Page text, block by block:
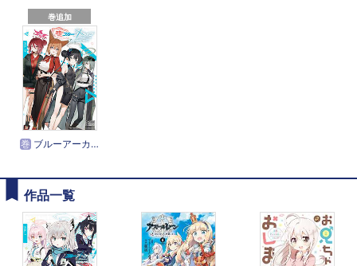
巻追加
巻 ブルーアーカイブ コミックアンソロジー
作品一覧